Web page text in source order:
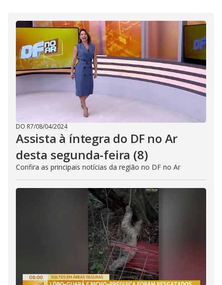
d
e
o
DO R7/08/04/2024
Assista à íntegra do DF no Ar
desta segunda-feira (8)
Confira as principais notícias da região no DF no Ar